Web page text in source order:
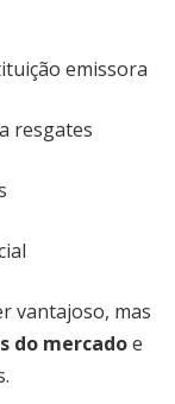
emissora
resgates
vantajoso, mas
do mercadoe